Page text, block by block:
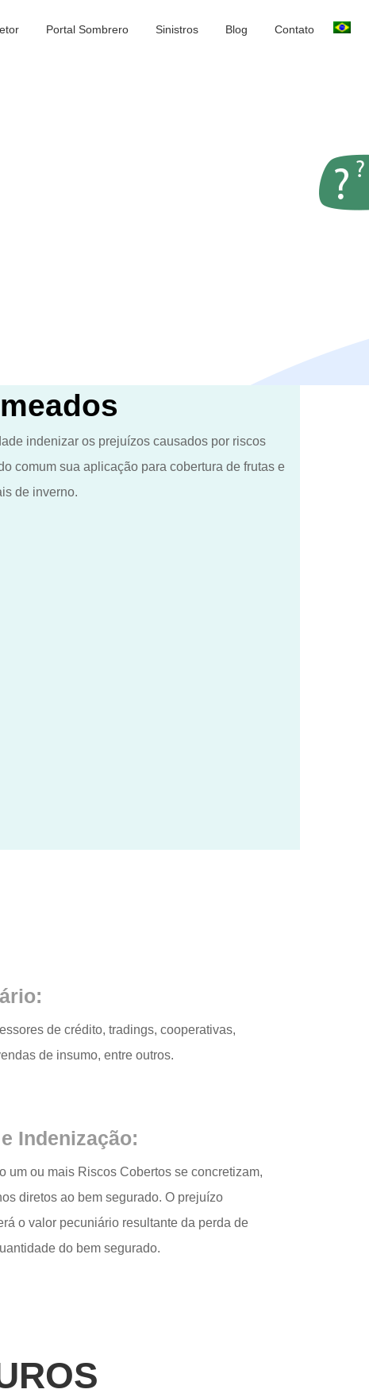
Portal Sombrero Sinistros Blog Contato
indenizar os prejuízos causados por riscos
comum sua aplicação para cobertura de frutas e
de inverno.
de crédito, tradings, cooperativas,
de insumo, entre outros.
Indenização:
um ou mais Riscos Cobertos se concretizam,
diretos ao bem segurado. O prejuízo
o valor pecuniário resultante da perda de
do bem segurado.